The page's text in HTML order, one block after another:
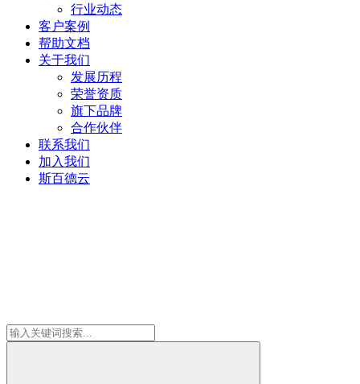
行业动态
客户案例
帮助文档
关于我们
发展历程
荣誉资质
旗下品牌
合作伙伴
联系我们
加入我们
斯百德云